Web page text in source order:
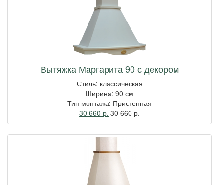
Вытяжка Маргарита 90 с декором
Стиль: классическая
Ширина: 90 см
Тип монтажа: Пристенная
30 660 р. 30 660 р.